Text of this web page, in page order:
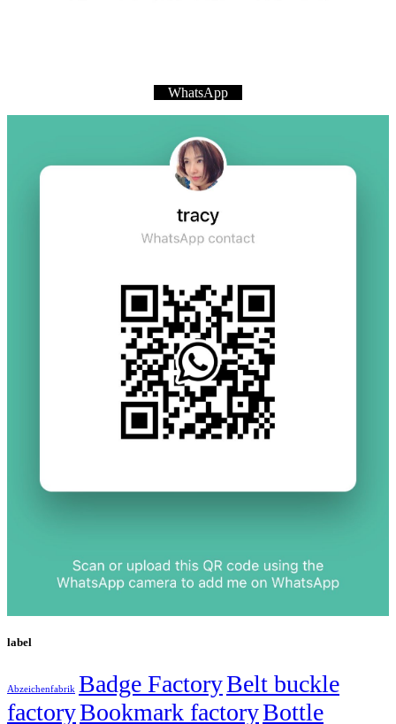
WhatsApp
label
Abzeichenfabrik Badge FactoryBelt buckle
factoryBookmark factoryBottle